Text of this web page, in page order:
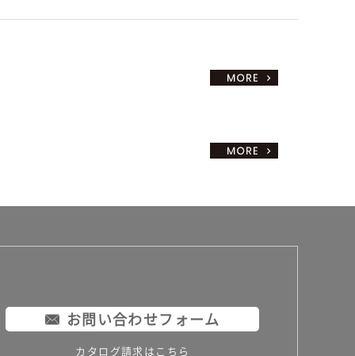
お問い合わせフォーム
カタログ請求はこちら